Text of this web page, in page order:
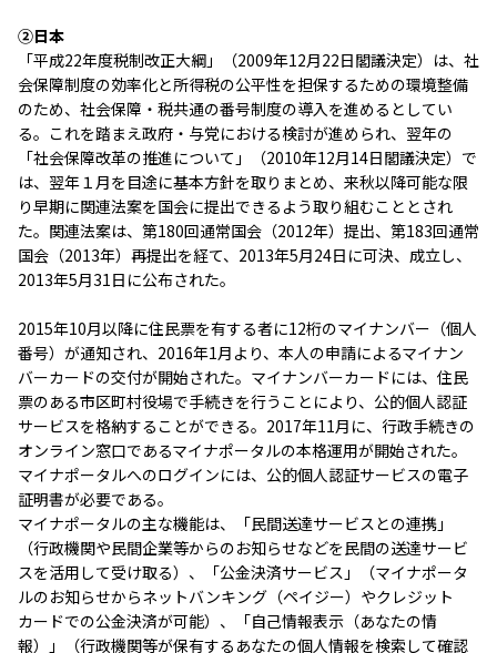
②日本
「平成22年度税制改正大綱」（2009年12月22日閣議決定）は、社
会保障制度の効率化と所得税の公平性を担保するための環境整備
のため、社会保障・税共通の番号制度の導入を進めるとしてい
る。これを踏まえ政府・与党における検討が進められ、翌年の
「社会保障改革の推進について」（2010年12月14日閣議決定）で
は、翌年１月を目途に基本方針を取りまとめ、来秋以降可能な限
り早期に関連法案を国会に提出できるよう取り組むこととされ
た。関連法案は、第180回通常国会（2012年）提出、第183回通常
国会（2013年）再提出を経て、2013年5月24日に可決、成立し、
2013年5月31日に公布された。
2015年10月以降に住民票を有する者に12桁のマイナンバー（個人
番号）が通知され、2016年1月より、本人の申請によるマイナン
バーカードの交付が開始された。マイナンバーカードには、住民
票のある市区町村役場で手続きを行うことにより、公的個人認証
サービスを格納することができる。2017年11月に、行政手続きの
オンライン窓口であるマイナポータルの本格運用が開始された。
マイナポータルへのログインには、公的個人認証サービスの電子
証明書が必要である。
マイナポータルの主な機能は、「民間送達サービスとの連携」
（行政機関や民間企業等からのお知らせなどを民間の送達サービ
スを活用して受け取る）、「公金決済サービス」（マイナポータ
ルのお知らせからネットバンキング（ペイジー）やクレジット
カードでの公金決済が可能）、「自己情報表示（あなたの情
報）」（行政機関等が保有するあなたの個人情報を検索して確認